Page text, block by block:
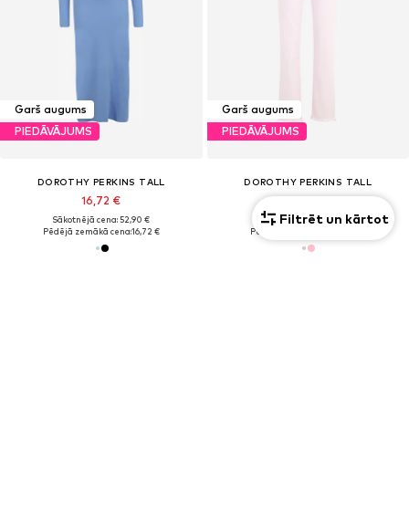
Garš augums
PIEDĀVĀJUMS
DOROTHY PERKINS TALL
16,72 €
Sākotnējā cena: 52,90 €
Pēdējā zemākā cena:16,72 €
Garš augums
PIEDĀVĀJUMS
DOROTHY PERKINS TALL
16,14 €
Sākotnējā cena: 44,90 €
Pēdējā zemākā cena:
Filtrēt un kārtot